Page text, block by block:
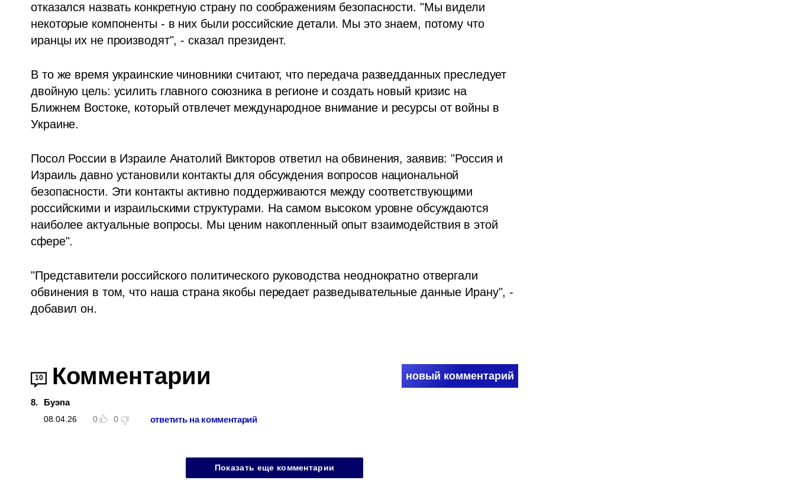
отказался назвать конкретную страну по соображениям безопасности. "Мы видели
некоторые компоненты - в них были российские детали. Мы это знаем, потому что
иранцы их не производят", - сказал президент.
В то же время украинские чиновники считают, что передача разведданных преследует
двойную цель: усилить главного союзника в регионе и создать новый кризис на
Ближнем Востоке, который отвлечет международное внимание и ресурсы от войны в
Украине.
Посол России в Израиле Анатолий Викторов ответил на обвинения, заявив: "Россия и
Израиль давно установили контакты для обсуждения вопросов национальной
безопасности. Эти контакты активно поддерживаются между соответствующими
российскими и израильскими структурами. На самом высоком уровне обсуждаются
наиболее актуальные вопросы. Мы ценим накопленный опыт взаимодействия в этой
сфере".
"Представители российского политического руководства неоднократно отвергали
обвинения в том, что наша страна якобы передает разведывательные данные Ирану", -
добавил он.
10 Комментарии новый комментарий
8. Буэпа
08.04.26 0 0 ответить на комментарий
Показать еще комментарии